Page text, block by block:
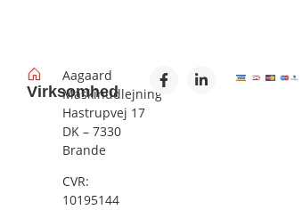
Virksomhed
Aagaard
Maskinudlejning
Hastrupvej 17
DK – 7330
Brande
CVR:
10195144